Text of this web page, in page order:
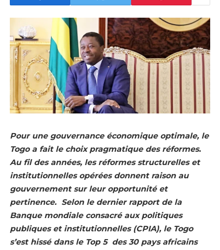
Pour une gouvernance économique optimale, le
Togo a fait le choix pragmatique des réformes.
Au fil des années, les réformes structurelles et
institutionnelles opérées donnent raison au
gouvernement sur leur opportunité et
pertinence. Selon le dernier rapport de la
Banque mondiale consacré aux politiques
publiques et institutionnelles (CPIA), le Togo
s’est hissé dans le Top 5 des 30 pays africains